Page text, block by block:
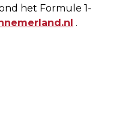
het Formule 1-
.